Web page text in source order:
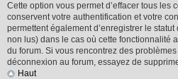
Cette option vous permet d’effacer tous les
conservent votre authentification et votre
permettent également d’enregistrer le statut
non lus) dans le cas où cette fonctionnalité
du forum. Si vous rencontrez des
déconnexion au forum, essayez de
Haut